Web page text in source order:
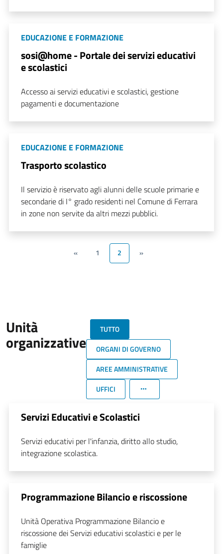
EDUCAZIONE E FORMAZIONE
sosi@home - Portale dei servizi educativi
e scolastici
Accesso ai servizi educativi e scolastici, gestione
pagamenti e documentazione
EDUCAZIONE E FORMAZIONE
Trasporto scolastico
Il servizio è riservato agli alunni delle scuole primarie e
secondarie di I° grado residenti nel Comune di Ferrara
in zone non servite da altri mezzi pubblici.
« 1 2 »
Unità
organizzative
TUTTO
ORGANI DI GOVERNO
AREE AMMINISTRATIVE
UFFICI
Servizi Educativi e Scolastici
Servizi educativi per l'infanzia, diritto allo studio,
integrazione scolastica.
Programmazione Bilancio e riscossione
Unità Operativa Programmazione Bilancio e
riscossione dei Servizi educativi scolastici e per le
famiglie